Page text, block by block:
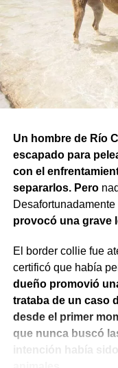
Un hombre de Río
escapado para
con el
separarlos. Pero
Desafortunadamente
provocó una grave
El border collie fue
certificó que había
dueño promovió
trataba de un caso
desde el primer
que nunca buscó
intención había